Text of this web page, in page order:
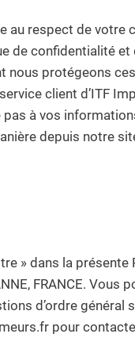
au respect de
de confidentialité
nous protégeons
client d’ITF
pas à vos
depuis notre
» dans la
FRANCE.
d’ordre
pour